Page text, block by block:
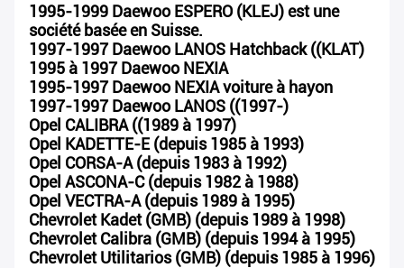
1995-1999 Daewoo ESPERO (KLEJ) est une
société basée en Suisse.
1997-1997 Daewoo LANOS Hatchback ((KLAT)
1995 à 1997 Daewoo NEXIA
1995-1997 Daewoo NEXIA voiture à hayon
1997-1997 Daewoo LANOS ((1997-)
Opel CALIBRA ((1989 à 1997)
Opel KADETTE-E (depuis 1985 à 1993)
Opel CORSA-A (depuis 1983 à 1992)
Opel ASCONA-C (depuis 1982 à 1988)
Opel VECTRA-A (depuis 1989 à 1995)
Chevrolet Kadet (GMB) (depuis 1989 à 1998)
Chevrolet Calibra (GMB) (depuis 1994 à 1995)
Chevrolet Utilitarios (GMB) (depuis 1985 à 1996)